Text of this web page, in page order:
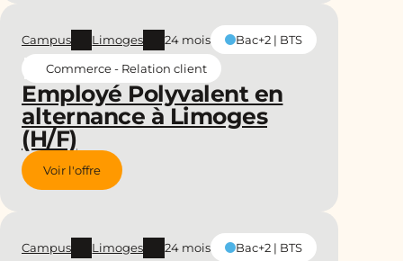
Employé Polyvalent en
alternance à Limoges
(H/F)
Campus Limoges 24 mois
Bac+2 | BTS
Commerce - Relation client
Voir l'offre
Campus Limoges 24 mois
Bac+2 | BTS